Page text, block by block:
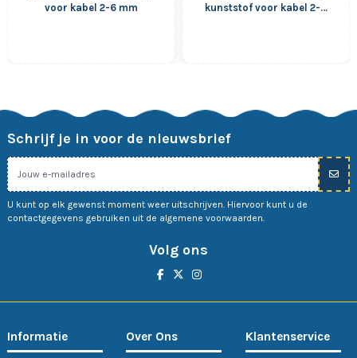
voor kabel 2-6 mm
kunststof voor kabel 2-8
Schrijf je in voor de nieuwsbrief
U kunt op elk gewenst moment weer uitschrijven. Hiervoor kunt u de
contactgegevens gebruiken uit de algemene voorwaarden.
Volg ons
Informatie Over Ons Klantenservice